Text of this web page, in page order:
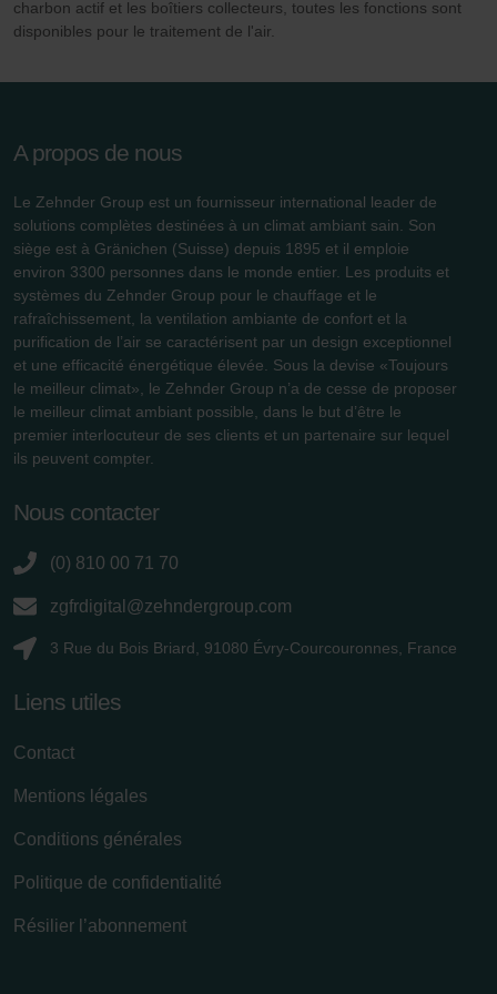
danych Zehnder
Zehnder Group UK Limited: Privacy Policy
charbon actif et les boîtiers collecteurs, toutes les fonctions sont
disponibles pour le traitement de l'air.
A propos de nous
Le Zehnder Group est un fournisseur international leader de
solutions complètes destinées à un climat ambiant sain. Son
siège est à Gränichen (Suisse) depuis 1895 et il emploie
environ 3300 personnes dans le monde entier. Les produits et
systèmes du Zehnder Group pour le chauffage et le
rafraîchissement, la ventilation ambiante de confort et la
purification de l’air se caractérisent par un design exceptionnel
et une efficacité énergétique élevée. Sous la devise «Toujours
le meilleur climat», le Zehnder Group n’a de cesse de proposer
le meilleur climat ambiant possible, dans le but d’être le
premier interlocuteur de ses clients et un partenaire sur lequel
ils peuvent compter.
Nous contacter
(0) 810 00 71 70
zgfrdigital@zehndergroup.com
3 Rue du Bois Briard, 91080 Évry-Courcouronnes, France
Liens utiles
Contact
Mentions légales
Conditions générales
Politique de confidentialité
Résilier l’abonnement